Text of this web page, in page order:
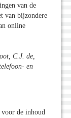
van de
van bijzondere
online
C.J. de,
en
de inhoud